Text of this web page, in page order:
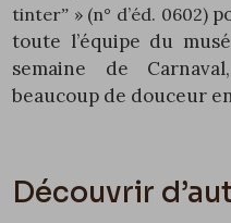
tinterˮ » (n° d’éd. 0602)
toute l’équipe du
semaine de
beaucoup de douceur
Découvrir